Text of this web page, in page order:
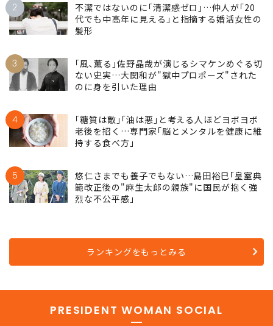
2
不潔ではないのに｢清潔感ゼロ｣…仲人が｢20
代でも中高年に見える｣と指摘する婚活女性の
髪形
3
｢風､薫る｣佐野晶哉が演じるシマケンめぐる切
ない史実…大関和が"獄中プロポーズ"された
のに身を引いた理由
4
｢糖質は敵｣｢油は悪｣と考える人ほどヨボヨボ
老後を招く…専門家｢脳とメンタルを健康に維
持する食べ方｣
5
悠仁さまでも養子でもない…島田裕巳｢皇室典
範改正後の"麻生太郎の親族"に国民が抱く強
烈な不公平感｣
ランキングをもっとみる
PRESIDENT WOMAN SOCIAL